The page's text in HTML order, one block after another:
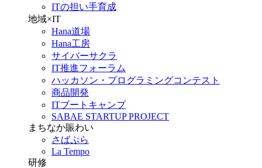
ITの担い手育成
地域×IT
Hana道場
Hana工房
サイバーサクラ
IT推進フォーラム
ハッカソン・プログラミングコンテスト
商品開発
ITブートキャンプ
SABAE STARTUP PROJECT
まちなか賑わい
さばぷら
La Tempo
研修